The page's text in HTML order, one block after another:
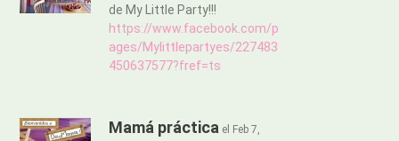
de My Little Party!!!
https://www.facebook.com/p
ages/Mylittlepartyes/227483
450637577?fref=ts
Mamá práctica el Feb 7,